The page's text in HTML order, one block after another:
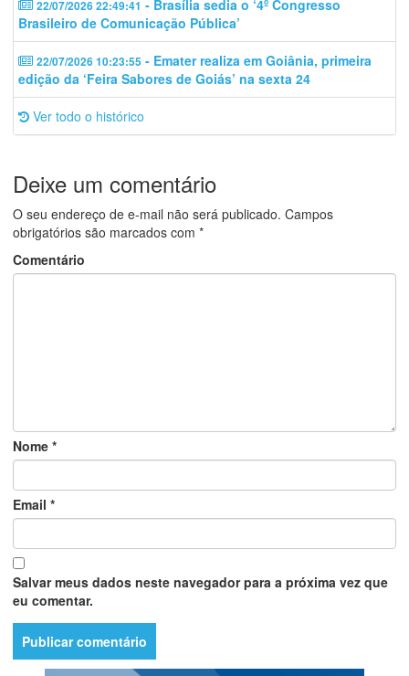
22/07/2026 22:49:41 - Brasília sedia o ‘4º Congresso
Brasileiro de Comunicação Pública’
22/07/2026 10:23:55 - Emater realiza em Goiânia, primeira
edição da ‘Feira Sabores de Goiás’ na sexta 24
Ver todo o histórico
Deixe um comentário
O seu endereço de e-mail não será publicado. Campos
obrigatórios são marcados com *
Comentário
Nome *
Email *
Salvar meus dados neste navegador para a próxima vez que
eu comentar.